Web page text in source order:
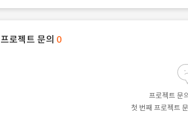
프로젝트 문의 0
프로젝트 문
첫 번째 프로젝트